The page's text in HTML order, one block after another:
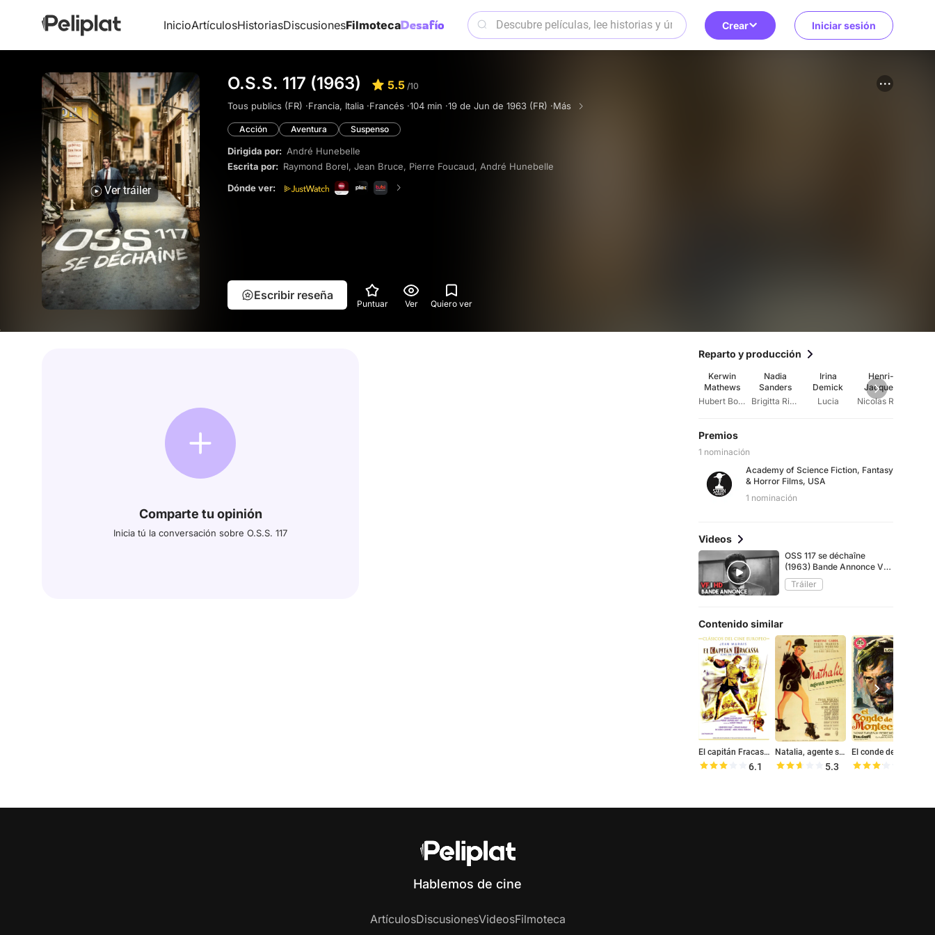
InicioArtículosHistoriasDiscusionesFilmoteca Crear Iniciar sesión
Ver tráiler
O.S.S. 117 (1963) 5.5 /10
Tous publics (FR) ·Francia, Italia ·Francés ·104 min ·19 de Jun de 1963 (FR) ·Más
Acción Aventura Suspenso
Dirigida por: André Hunebelle
Escrita por: Raymond Borel, Jean Bruce, Pierre Foucaud, André Hunebelle
Dónde ver:
Escribir reseña
Puntuar Ver Quiero ver
Comparte tu opinión
Inicia tú la conversación sobre O.S.S. 117
Reparto y producción
Kerwin
Mathews
Hubert Bonisseur de La Bath alias OSS 117
Nadia
Sanders
Brigitta Rindborg
Irina
Demick
Lucia
Henri-
Jacques
Huet
Premios
1 nominación
Academy of Science Fiction, Fantasy
& Horror Films, USA
1 nominación
Videos
OSS 117 se déchaîne
(1963) Bande Annonce VF
[HD]
Tráiler
Contenido similar
El capitán Fracassa
6.1
Natalia, agente secreto
5.3
Hablemos de cine
ArtículosDiscusionesVideosFilmoteca